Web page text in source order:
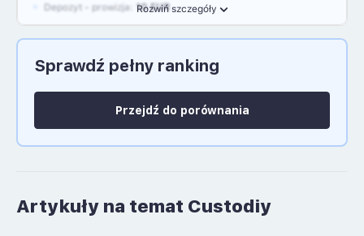
Rozwiń szczegóły
Depozyt - prowizja: 10 EUR
Język polski: NIE
Sprawdź pełny ranking
Przejdź do porównania
Artykuły na temat Custodiy